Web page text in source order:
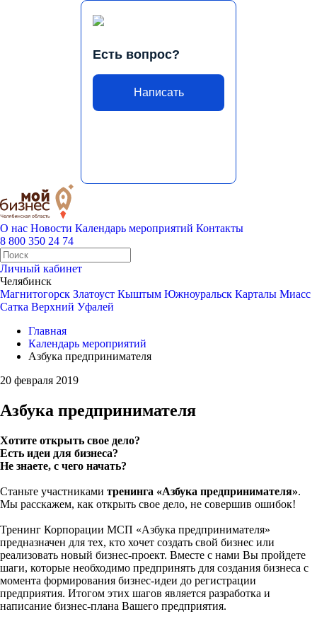
Есть вопрос?
Написать
О нас Новости Календарь мероприятий Контакты
8 800 350 24 74
Личный кабинет
Челябинск
Магнитогорск Златоуст Кыштым Южноуральск Карталы Миасс
Сатка Верхний Уфалей
Главная
Календарь мероприятий
Азбука предпринимателя
20 февраля 2019
Азбука предпринимателя
Хотите открыть свое дело?
Есть идеи для бизнеса?
Не знаете, с чего начать?
Станьте участниками тренинга «Азбука предпринимателя».
Мы расскажем, как открыть свое дело, не совершив ошибок!
Тренинг Корпорации МСП «Азбука предпринимателя»
предназначен для тех, кто хочет создать свой бизнес или
реализовать новый бизнес-проект. Вместе с нами Вы пройдете
шаги, которые необходимо предпринять для создания бизнеса с
момента формирования бизнес-идеи до регистрации
предприятия. Итогом этих шагов является разработка и
написание бизнес-плана Вашего предприятия.